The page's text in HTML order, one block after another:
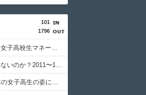
101
1796
韓国人「日本の甲子園で美人すぎる女子高校生マネージャーが見つかり話題に！」→「青春のワンシーンみたい‥」
韓国人「韓国のイメージ失墜は免れないのか？2011〜12年の国際試合における外国審判への接待疑惑が海外で一斉に報じられる‥」
韓国人「30年前から変わらない日本の女子高生の姿に韓国人が衝撃！何故変わらないデザインの制服や革靴を着用し続けるのか？」